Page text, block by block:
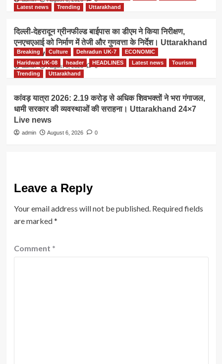
Latest news
Trending Uttarakhand
दिल्ली-देहरादून ग्रीनफील्ड बाईपास का डीएम ने किया निरीक्षण,
एनएचएआई को निर्माण में तेजी और गुणवत्ता के निर्देश। Uttarakhand
24×7 Live news
admin August 6, 2026 0
Breaking Culture Dehradun UK-7
ECONOMIC
Haridwar UK-08
header HEADLINES Latest news
Tourism
Trending
Uttarakhand
कांवड़ यात्रा 2026: 2.19 करोड़ से अधिक शिवभक्तों ने भरा गंगाजल,
धामी सरकार की व्यवस्थाओं की सराहना। Uttarakhand 24×7
Live news
admin August 6, 2026 0
Leave a Reply
Your email address will not be published. Required fields
are marked*
Comment *